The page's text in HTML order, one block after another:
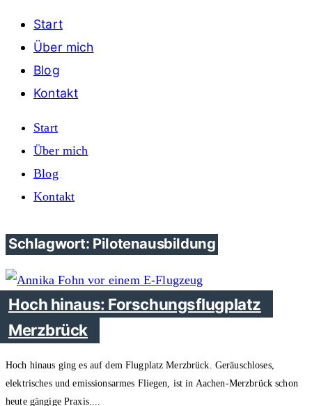
Start
Über mich
Blog
Kontakt
Start
Über mich
Blog
Kontakt
Schlagwort: Pilotenausbildung
Hoch hinaus: Forschungsflugplatz
Merzbrück
Hoch hinaus ging es auf dem Flugplatz Merzbrück. Geräuschloses,
elektrisches und emissionsarmes Fliegen, ist in Aachen-Merzbrück schon
heute gängige Praxis.